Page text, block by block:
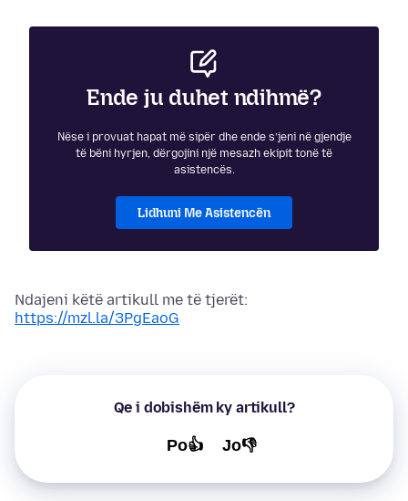
Ende ju duhet ndihmë?
Nëse i provuat hapat më sipër dhe ende s’jeni në gjendje
të bëni hyrjen, dërgojini një mesazh ekipit tonë të
asistencës.
Lidhuni Me Asistencën
Ndajeni këtë artikull me të tjerët:
https://mzl.la/3PgEaoG
Qe i dobishëm ky artikull?
Po👍 Jo👎